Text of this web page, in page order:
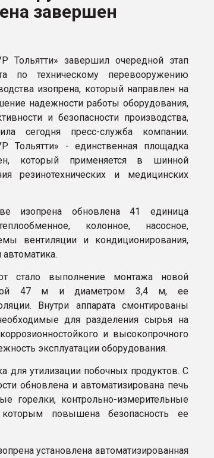
завершен
Тольятти» завершил очередной этап
по техническому перевооружению
изопрена, который направлен на
надежности работы оборудования,
и безопасности производства,
сегодня пресс-служба компании.
Тольятти» - единственная площадка
который применяется в шинной
резинотехнических и медицинских
изопрена обновлена 41 единица
колонное, насосное,
вентиляции и кондиционирования,
стало выполнение монтажа новой
47 м и диаметром 3,4 м, ее
Внутри аппарата смонтированы
для разделения сырья на
и высокопрочного
эксплуатации оборудования.
для утилизации побочных продуктов. С
обновлена и автоматизирована печь
горелки, контрольно-измерительные
повышена безопасность ее
установлена автоматизированная